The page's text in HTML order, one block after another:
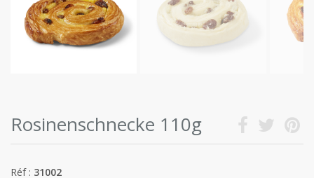
Rosinenschnecke 110g
Réf : 31002